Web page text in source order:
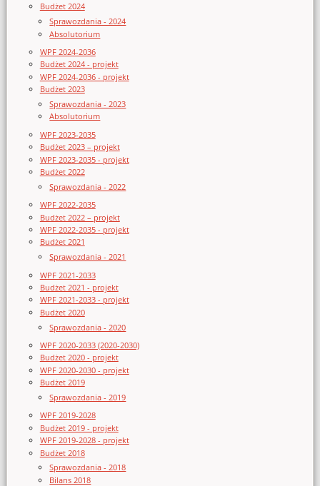
Budżet 2024
Sprawozdania - 2024
Absolutorium
WPF 2024-2036
Budżet 2024 - projekt
WPF 2024-2036 - projekt
Budżet 2023
Sprawozdania - 2023
Absolutorium
WPF 2023-2035
Budżet 2023 – projekt
WPF 2023-2035 - projekt
Budżet 2022
Sprawozdania - 2022
WPF 2022-2035
Budżet 2022 – projekt
WPF 2022-2035 - projekt
Budżet 2021
Sprawozdania - 2021
WPF 2021-2033
Budżet 2021 - projekt
WPF 2021-2033 - projekt
Budżet 2020
Sprawozdania - 2020
WPF 2020-2033 (2020-2030)
Budżet 2020 - projekt
WPF 2020-2030 - projekt
Budżet 2019
Sprawozdania - 2019
WPF 2019-2028
Budżet 2019 - projekt
WPF 2019-2028 - projekt
Budżet 2018
Sprawozdania - 2018
Bilans 2018